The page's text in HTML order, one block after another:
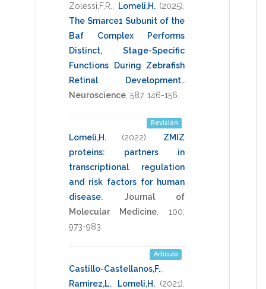
Zolessi,F.R.
Lomeli,H. (2025)
The Smarce1 Subunit of the
Baf Complex Performs
Distinct, Stage-Specific
Functions During Zebrafish
Retinal Development..
Neuroscience 587, 146-156
Revisión
Lomeli,H. (2022)
ZMIZ
proteins: partners in
transcriptional regulation
and risk factors for human
disease.
Journal of
Molecular Medicine
100
973-983
Artículo
Castillo-Castellanos,F.
Ramirez,L.
Lomeli,H. (2021)